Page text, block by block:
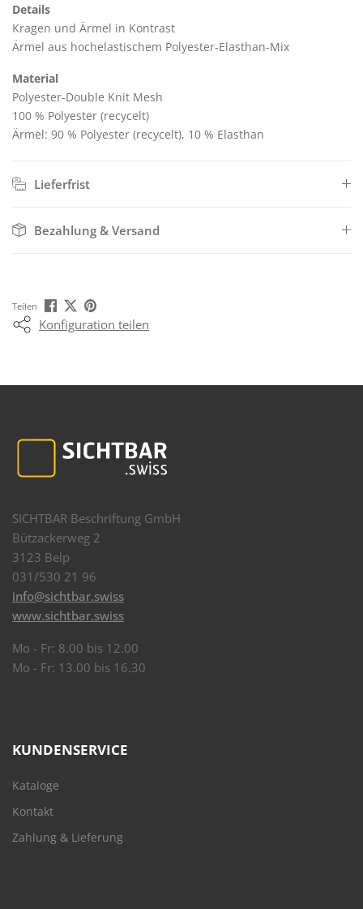
Details
Kragen und Ärmel in Kontrast
Ärmel aus hochelastischem Polyester-Elasthan-Mix
Material
Polyester-Double Knit Mesh
100 % Polyester (recycelt)
Ärmel: 90 % Polyester (recycelt), 10 % Elasthan
Lieferfrist
Bezahlung & Versand
Teilen
Konfiguration teilen
SICHTBAR Beschriftung GmbH
Bützackerweg 2
3123 Belp
031/530 21 96
info@sichtbar.swiss
www.sichtbar.swiss
Mo - Fr: 8.00 bis 12.00
Mo - Fr: 13.00 bis 16.30
KUNDENSERVICE
Kataloge
Kontakt
Zahlung & Lieferung